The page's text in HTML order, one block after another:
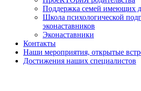
Поддержка семей имеющих
Школа психологической
эконаставников
Эконаставники
Контакты
Наши мероприятия, открытые
Достижения наших специалистов